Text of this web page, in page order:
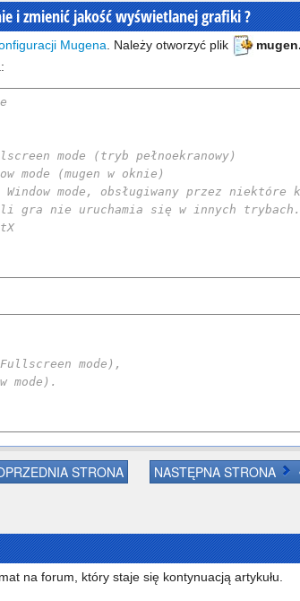
i zmienić jakość wyświetlanej grafiki ?
Mugena . Należy otworzyć plik
mode (tryb pełnoekranowy)
mode (mugen w oknie)
mode, obsługiwany przez
gra nie uruchamia się w innych trybach.
mode),
mode).
STRONA NASTĘPNA STRONA
na forum, który staje się kontynuacją artykułu.